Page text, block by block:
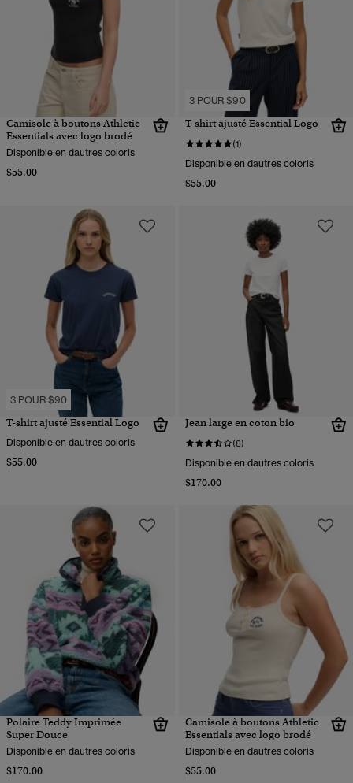
Camisole à boutons Athletic
Essentials avec logo brodé
Disponible en dautres coloris
$55.00
3 POUR $90
T-shirt ajusté Essential Logo
(1)
Disponible en dautres coloris
$55.00
3 POUR $90
T-shirt ajusté Essential Logo
Disponible en dautres coloris
$55.00
Jean large en coton bio
(8)
Disponible en dautres coloris
$170.00
Polaire Teddy Imprimée
Super Douce
Disponible en dautres coloris
$170.00
Camisole à boutons Athletic
Essentials avec logo brodé
Disponible en dautres coloris
$55.00